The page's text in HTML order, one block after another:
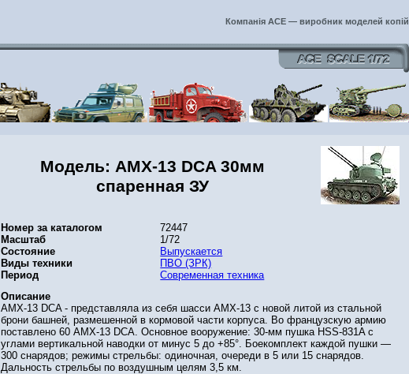
Компанія ACE — виробник моделей копій
Модель: AMX-13 DCA 30мм
спаренная ЗУ
Номер за каталогом
72447
Масштаб
1/72
Состояние
Выпускается
Виды техники
ПВО (ЗРК)
Период
Современная техника
Описание
AMX-13 DCA - представляла из себя шасси АМХ-13 с новой литой из стальной
брони башней, размешенной в кормовой части корпуса. Во французскую армию
поставлено 60 АМХ-13 DCA. Основное вооружение: 30-мм пушка HSS-831A с
углами вертикальной наводки от минус 5 до +85°. Боекомплект каждой пушки —
300 снарядов; режимы стрельбы: одиночная, очереди в 5 или 15 снарядов.
Дальность стрельбы по воздушным целям 3,5 км.